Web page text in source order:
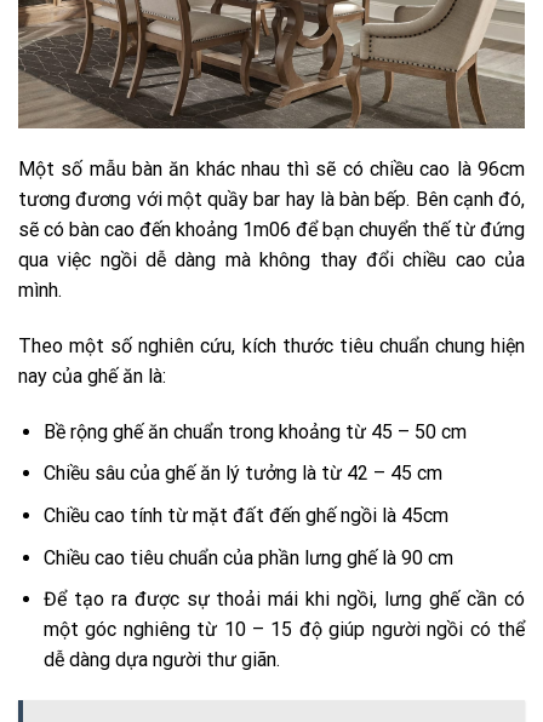
Một số mẫu bàn ăn khác nhau thì sẽ có chiều cao là 96cm
tương đương với một quầy bar hay là bàn bếp. Bên cạnh đó,
sẽ có bàn cao đến khoảng 1m06 để bạn chuyển thế từ đứng
qua việc ngồi dễ dàng mà không thay đổi chiều cao của
mình.
Theo một số nghiên cứu, kích thước tiêu chuẩn chung hiện
nay của ghế ăn là:
Bề rộng ghế ăn chuẩn trong khoảng từ 45 – 50 cm
Chiều sâu của ghế ăn lý tưởng là từ 42 – 45 cm
Chiều cao tính từ mặt đất đến ghế ngồi là 45cm
Chiều cao tiêu chuẩn của phần lưng ghế là 90 cm
Để tạo ra được sự thoải mái khi ngồi, lưng ghế cần có
một góc nghiêng từ 10 – 15 độ giúp người ngồi có thể
dễ dàng dựa người thư giãn.